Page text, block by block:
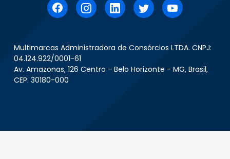
Multimarcas Administradora de Consórcios LTDA. CNPJ:
04.124.922/0001-61
Av. Amazonas, 126 Centro - Belo Horizonte - MG, Brasil,
CEP: 30180-000